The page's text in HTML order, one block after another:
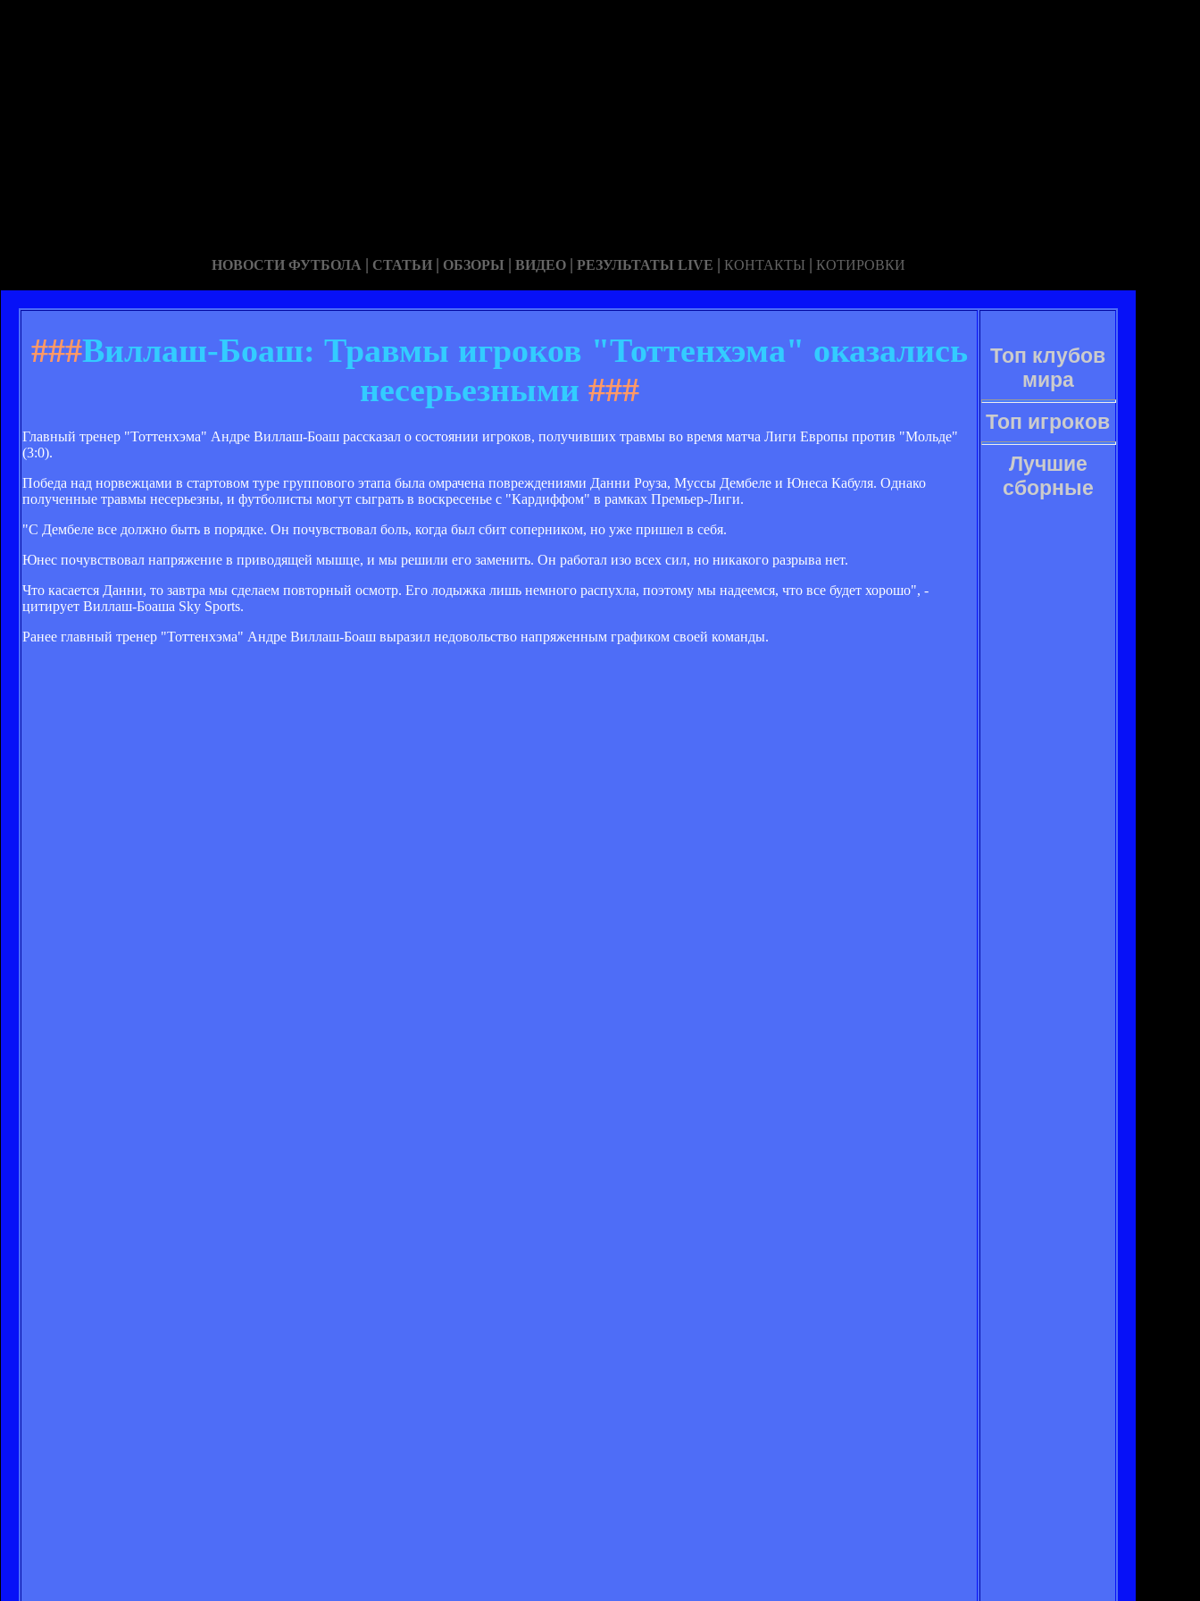
НОВОСТИ ФУТБОЛА | СТАТЬИ | ОБЗОРЫ | ВИДЕО | РЕЗУЛЬТАТЫ LIVE | КОНТАКТЫ | КОТИРОВКИ
###Виллаш-Боаш: Травмы игроков "Тоттенхэма" оказались
несерьезными ###
Главный тренер "Тоттенхэма" Андре Виллаш-Боаш рассказал о состоянии игроков, получивших травмы во время матча Лиги Европы против "Мольде"
(3:0).
Победа над норвежцами в стартовом туре группового этапа была омрачена повреждениями Данни Роуза, Муссы Дембеле и Юнеса Кабуля. Однако
полученные травмы несерьезны, и футболисты могут сыграть в воскресенье с "Кардиффом" в рамках Премьер-Лиги.
"С Дембеле все должно быть в порядке. Он почувствовал боль, когда был сбит соперником, но уже пришел в себя.
Юнес почувствовал напряжение в приводящей мышце, и мы решили его заменить. Он работал изо всех сил, но никакого разрыва нет.
Что касается Данни, то завтра мы сделаем повторный осмотр. Его лодыжка лишь немного распухла, поэтому мы надеемся, что все будет хорошо", -
цитирует Виллаш-Боаша Sky Sports.
Ранее главный тренер "Тоттенхэма" Андре Виллаш-Боаш выразил недовольство напряженным графиком своей команды.
Топ клубов
мира
Топ игроков
Лучшие
сборные